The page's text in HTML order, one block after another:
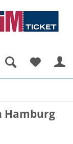
Hamburg